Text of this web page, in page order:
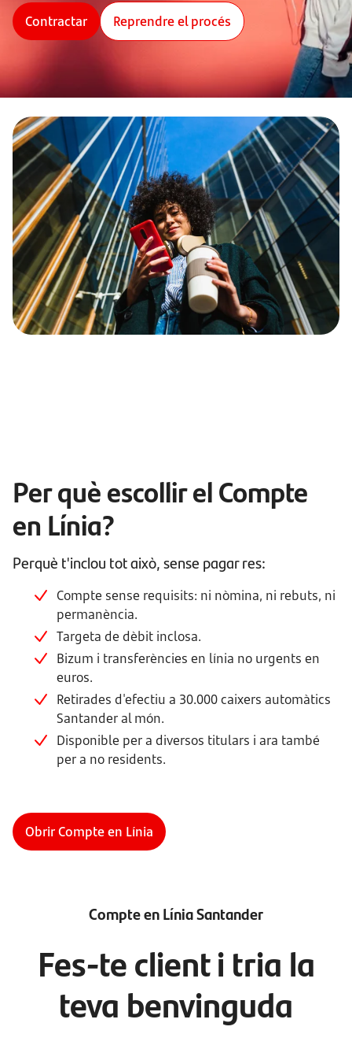
Contractar Reprendre el procés
Per què escollir el Compte
en Línia?
Perquè t'inclou tot això, sense pagar res:
Compte sense requisits: ni nòmina, ni rebuts, ni
permanència.
Targeta de dèbit inclosa.
Bizum i transferències en línia no urgents en
euros.
Retirades d'efectiu a 30.000 caixers automàtics
Santander al món.
Disponible per a diversos titulars i ara també
per a no residents.
Obrir Compte en Línia
Compte en Línia Santander
Fes-te client i tria la
teva benvinguda